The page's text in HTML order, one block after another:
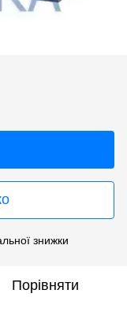
знижки
Порівняти